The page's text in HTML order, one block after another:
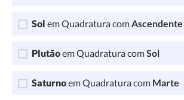
Sol em Quadratura comAscendente
Plutãoem Quadratura comSol
Saturnoem Quadratura com Marte